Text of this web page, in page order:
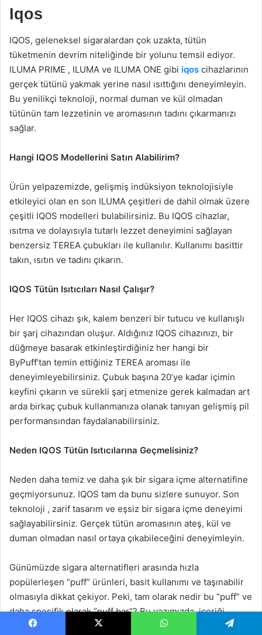
Iqos
IQOS, geleneksel sigaralardan çok uzakta, tütün
tüketmenin devrim niteliğinde bir yolunu temsil ediyor.
ILUMA PRIME , ILUMA ve ILUMA ONE gibi iqos cihazlarının
gerçek tütünü yakmak yerine nasıl ısıttığını deneyimleyin.
Bu yenilikçi teknoloji, normal duman ve kül olmadan
tütünün tam lezzetinin ve aromasının tadını çıkarmanızı
sağlar.
Hangi IQOS Modellerini Satın Alabilirim?
Ürün yelpazemizde, gelişmiş indüksiyon teknolojisiyle
etkileyici olan en son ILUMA çeşitleri de dahil olmak üzere
çeşitli IQOS modelleri bulabilirsiniz. Bu IQOS cihazlar,
ısıtma ve dolayısıyla tutarlı lezzet deneyimini sağlayan
benzersiz TEREA çubukları ile kullanılır. Kullanımı basittir
takın, ısıtın ve tadını çıkarın.
IQOS Tütün Isıtıcıları Nasıl Çalışır?
Her IQOS cihazı şık, kalem benzeri bir tutucu ve kullanışlı
bir şarj cihazından oluşur. Aldığınız IQOS cihazınızı, bir
düğmeye basarak etkinleştirdiğiniz her hangi bir
ByPuff’tan temin ettiğiniz TEREA aroması ile
deneyimleyebilirsiniz. Çubuk başına 20’ye kadar içimin
keyfini çıkarın ve sürekli şarj etmenize gerek kalmadan art
arda birkaç çubuk kullanmanıza olanak tanıyan gelişmiş pil
performansından faydalanabilirsiniz.
Neden IQOS Tütün Isıtıcılarına Geçmelisiniz?
Neden daha temiz ve daha şık bir sigara içme alternatifine
geçmiyorsunuz. IQOS tam da bunu sizlere sunuyor. Son
teknoloji , zarif tasarım ve eşsiz bir sigara içme deneyimi
sağlayabilirsiniz. Gerçek tütün aromasının ateş, kül ve
duman olmadan nasıl ortaya çıkabileceğini deneyimleyin.
Günümüzde sigara alternatifleri arasında hızla
popülerleşen “puff” ürünleri, basit kullanımı ve taşınabilir
olmasıyla dikkat çekiyor. Peki, tam olarak nedir bu “puff” ve
daha spesifik olarak “puff bar”? Bu yazımızda, içeriği
inceleyerek puff barların ne olduğunu, özelliklerini, bu